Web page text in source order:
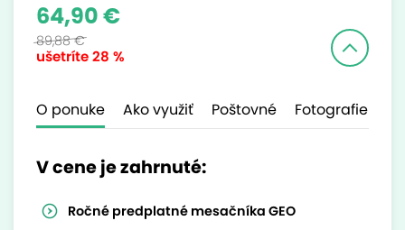
ušetríte28 %
64,90 €
89,88 €
O ponuke Ako využiť Poštovné Fotografie
V cene je zahrnuté:
Ročné predplatné mesačníka GEO